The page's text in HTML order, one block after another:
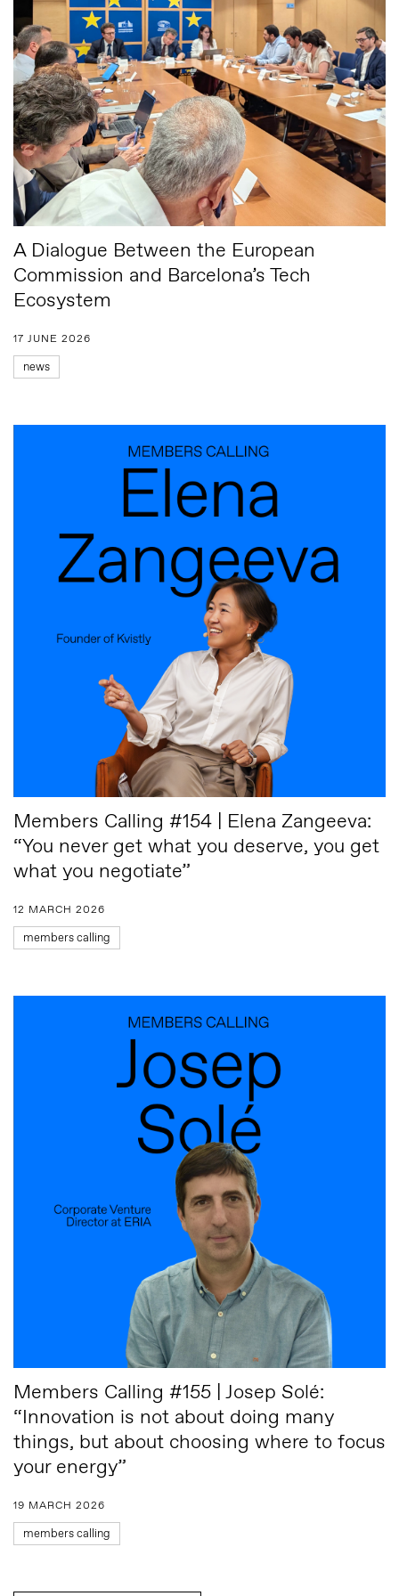
A Dialogue Between the European
Commission and Barcelona’s Tech
Ecosystem
17 JUNE 2026
news
Members Calling #154 | Elena Zangeeva:
“You never get what you deserve, you get
what you negotiate”
12 MARCH 2026
members calling
Members Calling #155 | Josep Solé:
“Innovation is not about doing many
things, but about choosing where to focus
your energy”
19 MARCH 2026
members calling